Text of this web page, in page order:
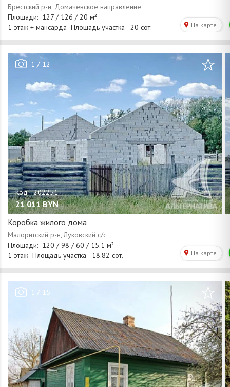
1 / 12
21 011 BYN
Коробка жилого дома
1 / 15